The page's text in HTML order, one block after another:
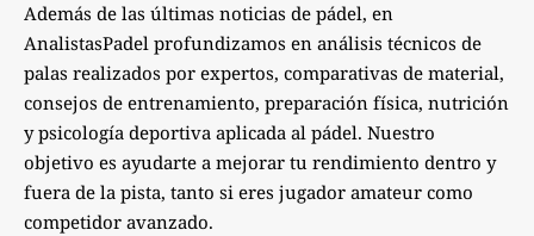
Además de las últimas noticias de pádel, en
AnalistasPadel profundizamos en análisis técnicos de
palas realizados por expertos, comparativas de material,
consejos de entrenamiento, preparación física, nutrición
y psicología deportiva aplicada al pádel. Nuestro
objetivo es ayudarte a mejorar tu rendimiento dentro y
fuera de la pista, tanto si eres jugador amateur como
competidor avanzado.